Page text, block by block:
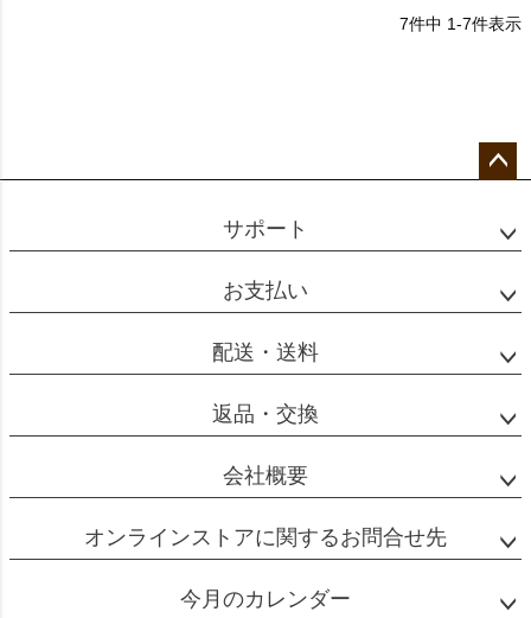
7件中 1-7件表示
ップ
サポート
お支払い
配送・送料
返品・交換
会社概要
オンラインストアに関するお問合せ先
今月のカレンダー